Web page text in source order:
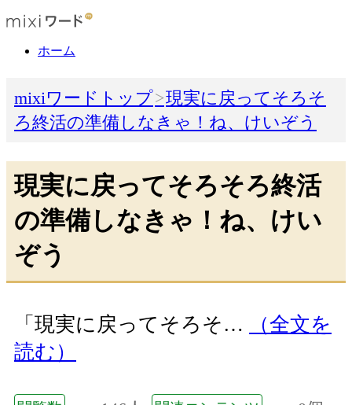
ホーム
mixiワードトップ
現実に戻ってそろそ
ろ終活の準備しなきゃ！ね、けいぞう
現実に戻ってそろそろ終活
の準備しなきゃ！ね、けい
ぞう
「現実に戻ってそろそ…
（全文を
読む）